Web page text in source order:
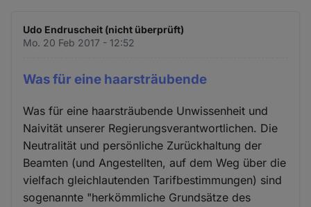
Udo Endruscheit (nicht überprüft)
Mo. 20 Feb 2017 - 12:52
Was für eine haarsträubende
Was für eine haarsträubende Unwissenheit und
Naivität unserer Regierungsverantwortlichen. Die
Neutralität und persönliche Zurückhaltung der
Beamten (und Angestellten, auf dem Weg über die
vielfach gleichlautenden Tarifbestimmungen) sind
sogenannte "herkömmliche Grundsätze des